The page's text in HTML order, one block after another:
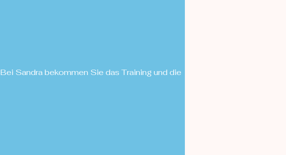
Bei Sandra bekommen Sie das Training und die